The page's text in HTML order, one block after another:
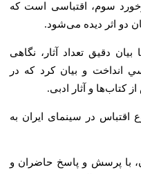
سوم، اقتباسی است که
دو اثر دیده می‌شود.
دقیق تعداد آثار، نگاهی
انداخت و بیان کرد که در
کتاب‌ها و آثار ادبی.
در سینمای ایران به
با پرسش و پاسخ حاضران و